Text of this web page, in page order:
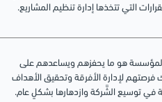
التي تتخذها إدارة تنظيم المشاريع.
المؤسسة هو ما يحفزهم ويساعدهم على
فرصتهم لإدارة الأفرقة وتحقيق الأهداف
في توسيع الشَّركة وازدهارها بشكلٍ عام.